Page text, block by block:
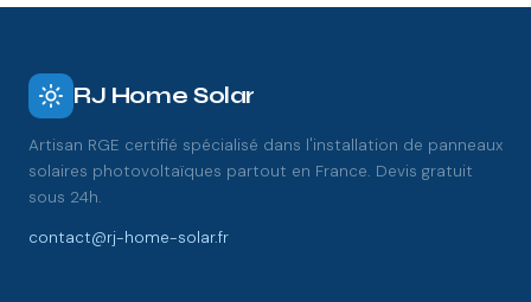
RJ Home Solar
Artisan RGE certifié spécialisé dans l'installation de panneaux
solaires photovoltaïques partout en France. Devis gratuit
sous 24h.
contact@rj-home-solar.fr